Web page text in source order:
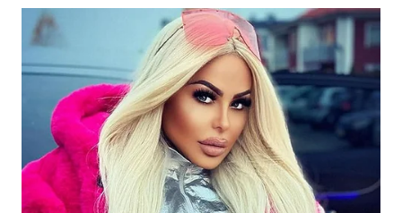
TAPANULI
SELATAN
WN
TANJUNG
LESUNG
WN
KARO